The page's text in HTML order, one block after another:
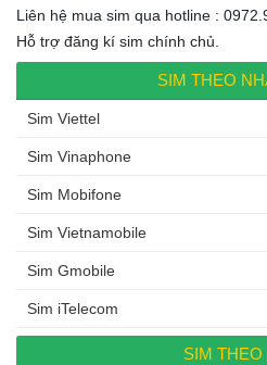
Liên hệ mua sim qua hotline :
Hỗ trợ đăng kí sim chính chủ.
SIM THEO
Sim Viettel
Sim Vinaphone
Sim Mobifone
Sim Vietnamobile
Sim Gmobile
Sim iTelecom
SIM THEO